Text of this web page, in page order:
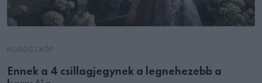
Ennek a 4 csillagjegynek a legnehezebb a